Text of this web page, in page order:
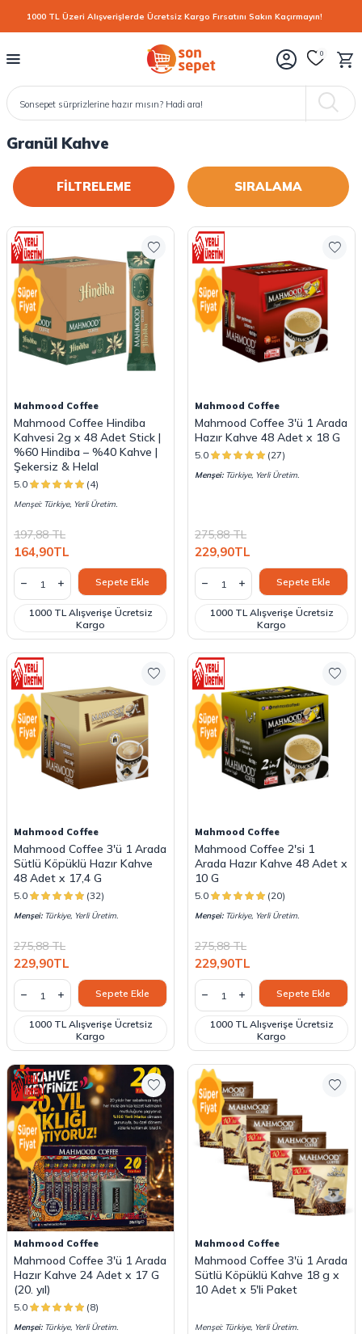
1000 TL Üzeri Alışverişlerde Ücretsiz Kargo Fırsatını Sakın Kaçırmayın!
0
Granül Kahve
FİLTRELEME
Mahmood Coffee
Mahmood Coffee Hindiba
Kahvesi 2g x 48 Adet Stick |
%60 Hindiba – %40 Kahve |
Şekersiz & Helal
5.0 (4)
Menşei: Türkiye, Yerli Üretim.
197,88TL
164,90TL
Sepete Ekle
1000 TL Alışverişe Ücretsiz
Kargo
Mahmood Coffee
Mahmood Coffee 3'ü 1 Arada
Hazır Kahve 48 Adet x 18 G
5.0 (27)
Menşei:Türkiye, Yerli Üretim.
275,88TL
229,90TL
Sepete Ekle
1000 TL Alışverişe Ücretsiz
Kargo
Mahmood Coffee
Mahmood Coffee 3'ü 1 Arada
Sütlü Köpüklü Hazır Kahve
48 Adet x 17,4 G
5.0 (32)
Menşei:Türkiye, Yerli Üretim.
275,88TL
229,90TL
Sepete Ekle
1000 TL Alışverişe Ücretsiz
Kargo
Mahmood Coffee
Mahmood Coffee 2'si 1
Arada Hazır Kahve 48 Adet x
10 G
5.0 (20)
Menşei:Türkiye, Yerli Üretim.
275,88TL
229,90TL
Sepete Ekle
1000 TL Alışverişe Ücretsiz
Kargo
Mahmood Coffee
Mahmood Coffee 3'ü 1 Arada
Hazır Kahve 24 Adet x 17 G
(20. yıl)
5.0 (8)
Menşei:Türkiye, Yerli Üretim.
Mahmood Coffee
Mahmood Coffee 3'ü 1 Arada
Sütlü Köpüklü Kahve 18 g x
10 Adet x 5'li Paket
Menşei: Türkiye, Yerli Üretim.